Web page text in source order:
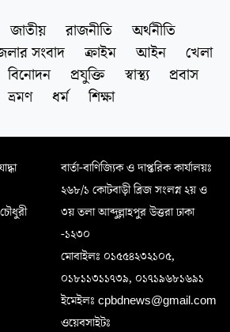
জাতীয় রাজনীতি
অর্থনীতি
সংবাদ ক্রাইম আইন
খেলা
বিনোদন প্রযুক্তি স্বাস্থ্য
প্রবাস
ভ্রমণ
ধর্ম শিক্ষা
বার্তা-বাণিজ্যিক ও দাপ্তরিক কার্যালয়ঃ
২৬৮/১ কোটবাড়ী ব্রিজ সংলগ্ন ২য় ও
৩য় তলা আব্দুল্লাহপুর উত্তরা ঢাকা
-১২৩০
মোবাইলঃ ০১৫৫৪২৩২১০৫,
০১৮১১৩১১৭৩৯, ০১৭১৯৬৮১৬৯১
ইমেইলঃ cpbdnews@gmail.com
ওয়েবসাইটঃ